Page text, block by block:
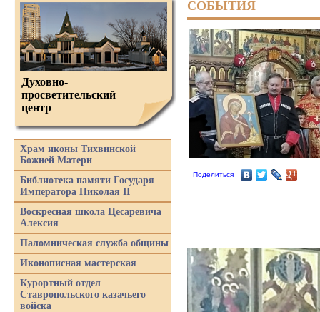
СОБЫТИЯ
Поделиться
Духовно-
просветительский
центр
Храм иконы Тихвинской
Божией Матери
Библиотека памяти Государя
Императора Николая II
Воскресная школа Цесаревича
Алексия
Паломническая служба общины
Иконописная мастерская
Курортный отдел
Ставропольского казачьего
войска